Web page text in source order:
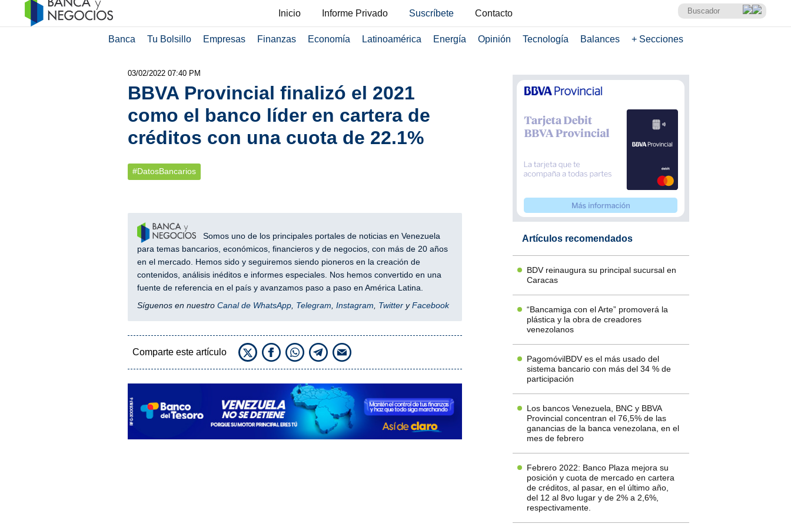
Inicio Informe Privado Suscríbete Contacto
Banca Tu Bolsillo Empresas Finanzas Economía Latinoamérica Energía Opinión Tecnología Balances + Secciones
03/02/2022 07:40 PM
BBVA Provincial finalizó el 2021
como el banco líder en cartera de
créditos con una cuota de 22.1%
#DatosBancarios
Somos uno de los principales portales de noticias en Venezuela
para temas bancarios, económicos, financieros y de negocios, con más de 20 años
en el mercado. Hemos sido y seguiremos siendo pioneros en la creación de
contenidos, análisis inéditos e informes especiales. Nos hemos convertido en una
fuente de referencia en el país y avanzamos paso a paso en América Latina.
Síguenos en nuestro Canal de WhatsApp, Telegram, Instagram, TwitteryFacebook
Comparte este artículo
Artículos recomendados
BDV reinaugura su principal sucursal en
Caracas
“Bancamiga con el Arte” promoverá la
plástica y la obra de creadores
venezolanos
PagomóvilBDV es el más usado del
sistema bancario con más del 34 % de
participación
Los bancos Venezuela, BNC y BBVA
Provincial concentran el 76,5% de las
ganancias de la banca venezolana, en el
mes de febrero
Febrero 2022: Banco Plaza mejora su
posición y cuota de mercado en cartera
de créditos, al pasar, en el último año,
del 12 al 8vo lugar y de 2% a 2,6%,
respectivamente.